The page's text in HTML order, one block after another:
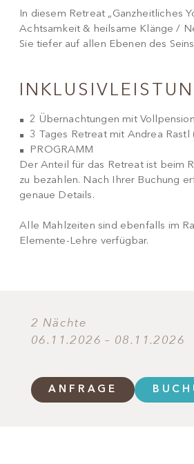
In diesem Retreat „Ganzheitliches
Achtsamkeit & heilsame Klänge /
Sie tiefer auf allen Ebenen des
2 Übernachtungen mit Vollpension
3 Tages Retreat mit Andrea Rastl
PROGRAMM
Der Anteil für das Retreat ist beim
zu bezahlen. Nach Ihrer Buchung
genaue Details.
Alle Mahlzeiten sind ebenfalls im
Elemente-Lehre verfügbar.
2 Nächte
06.11.2026 – 08.11.2026
ANFRAGE